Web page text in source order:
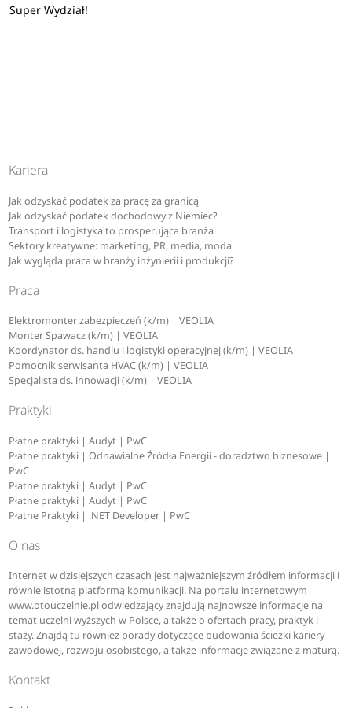
Super Wydział!
Kariera
Jak odzyskać podatek za pracę za granicą
Jak odzyskać podatek dochodowy z Niemiec?
Transport i logistyka to prosperująca branża
Sektory kreatywne: marketing, PR, media, moda
Jak wygląda praca w branży inżynierii i produkcji?
Praca
Elektromonter zabezpieczeń (k/m) | VEOLIA
Monter Spawacz (k/m) | VEOLIA
Koordynator ds. handlu i logistyki operacyjnej (k/m) | VEOLIA
Pomocnik serwisanta HVAC (k/m) | VEOLIA
Specjalista ds. innowacji (k/m) | VEOLIA
Praktyki
Płatne praktyki | Audyt | PwC
Płatne praktyki | Odnawialne Źródła Energii - doradztwo biznesowe |
PwC
Płatne praktyki | Audyt | PwC
Płatne praktyki | Audyt | PwC
Płatne Praktyki | .NET Developer | PwC
O nas
Internet w dzisiejszych czasach jest najważniejszym źródłem informacji i
równie istotną platformą komunikacji. Na portalu internetowym
www.otouczelnie.pl odwiedzający znajdują najnowsze informacje na
temat uczelni wyższych w Polsce, a także o ofertach pracy, praktyk i
staży. Znajdą tu również porady dotyczące budowania ścieżki kariery
zawodowej, rozwoju osobistego, a także informacje związane z maturą.
Kontakt